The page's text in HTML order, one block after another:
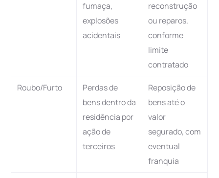
fumaça,
explosões
acidentais
reconstrução
ou reparos,
conforme
limite
contratado
Roubo/Furto
Perdas de
bens dentro da
residência por
ação de
terceiros
Reposição de
bens até o
valor
segurado, com
eventual
franquia